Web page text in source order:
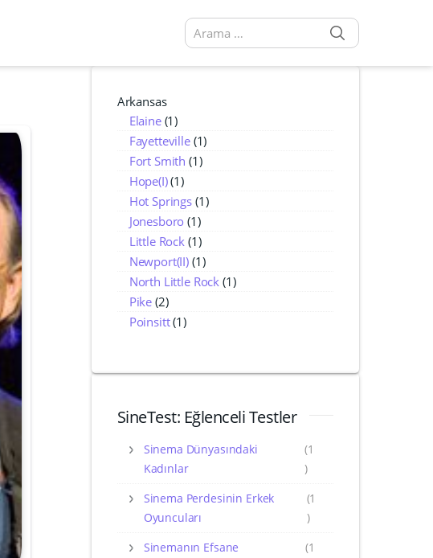
Arama sonuçları:
Arkansas
Elaine(1)
Fayetteville(1)
Fort Smith (1)
Hope(I)(1)
Hot Springs (1)
Jonesboro (1)
Little Rock (1)
Newport(II) (1)
North Little Rock (1)
Pike (2)
Poinsitt(1)
SineTest: Eğlenceli Testler
Sinema Dünyasındaki
Kadınlar
(1
)
Sinema Perdesinin Erkek
Oyuncuları
(1
)
Sinemanın Efsane
(1